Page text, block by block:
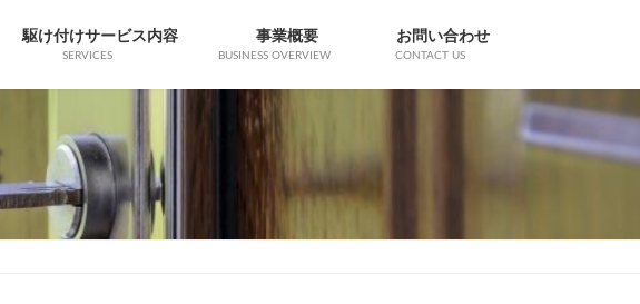
駆け付けサービス内容
SERVICES
事業概要
BUSINESS OVERVIEW
お問い合わせ
CONTACT US